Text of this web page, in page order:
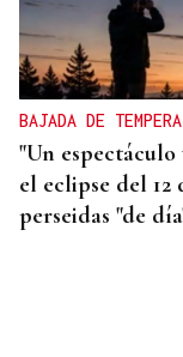
BAJADA DE
"Un
el eclipse del
perseidas "de